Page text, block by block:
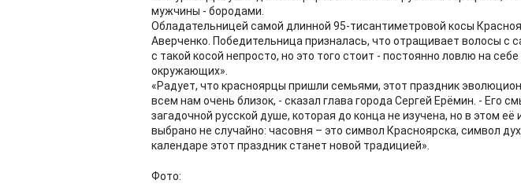
мужчины - бородами.
Обладательницей самой длинной 95-тисантиметровой косы
Аверченко. Победительница призналась, что отращивает волосы с
с такой косой непросто, но это того стоит - постоянно ловлю на
окружающих».
«Радует, что красноярцы пришли семьями, этот праздник
всем нам очень близок, - сказал глава города Сергей Ерёмин. - Его
загадочной русской душе, которая до конца не изучена, но в этом
выбрано не случайно: часовня – это символ Красноярска, символ
календаре этот праздник станет новой традицией».
Фото: